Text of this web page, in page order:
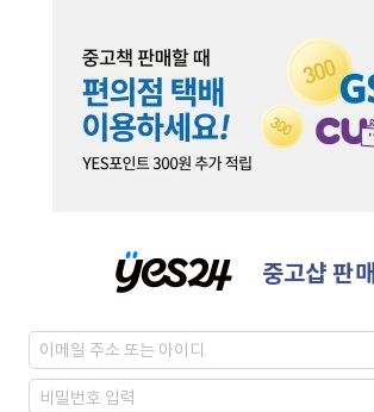
중고샵 판